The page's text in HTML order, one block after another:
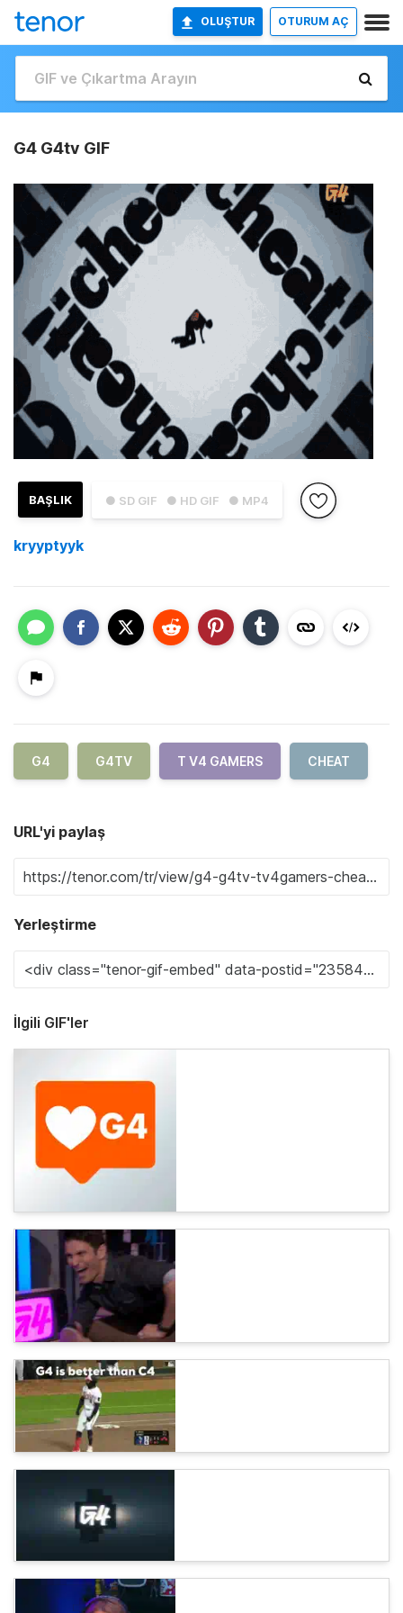
OLUŞTUR OTURUM AÇ
G4 G4tv GIF
● SD GIF ● HD GIF ● MP4
BAŞLIK
kryyptyyk
G4 G4TV T V4 GAMERS CHEAT
URL'yi paylaş
Yerleştirme
İlgili GIF'ler